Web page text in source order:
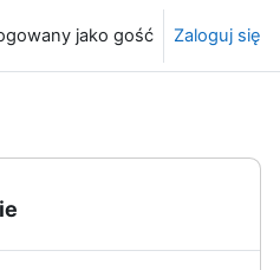
jako gość Zaloguj się